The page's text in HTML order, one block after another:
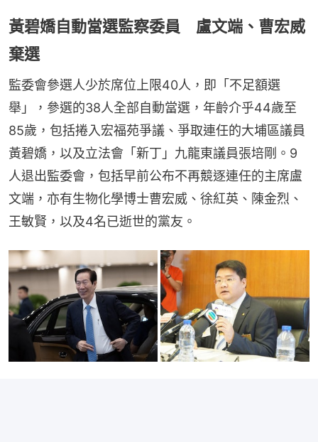
黃碧嬌自動當選監察委員 盧文端、曹宏威
棄選
監委會參選人少於席位上限40人，即「不足額選
舉」，參選的38人全部自動當選，年齡介乎44歲至
85歲，包括捲入宏福苑爭議、爭取連任的大埔區議員
黃碧嬌，以及立法會「新丁」九龍東議員張培剛。9
人退出監委會，包括早前公布不再競逐連任的主席盧
文端，亦有生物化學博士曹宏威、徐紅英、陳金烈、
王敏賢，以及4名已逝世的黨友。